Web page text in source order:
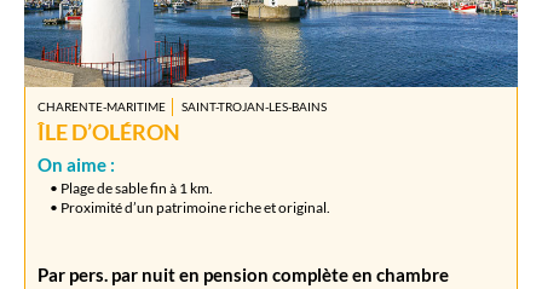
CHARENTE-MARITIME SAINT-TROJAN-LES-BAINS
ÎLE D’OLÉRON
On aime :
• Plage de sable fin à 1 km.
• Proximité d’un patrimoine riche et original.
Par pers. par nuit en pension complète en chambre